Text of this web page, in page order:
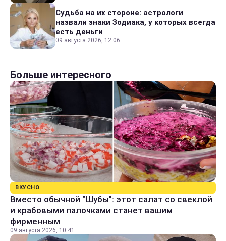
Судьба на их стороне: астрологи
назвали знаки Зодиака, у которых всегда
есть деньги
09 августа 2026, 12:06
Больше интересного
ВКУСНО
Вместо обычной "Шубы": этот салат со свеклой
и крабовыми палочками станет вашим
фирменным
09 августа 2026, 10:41